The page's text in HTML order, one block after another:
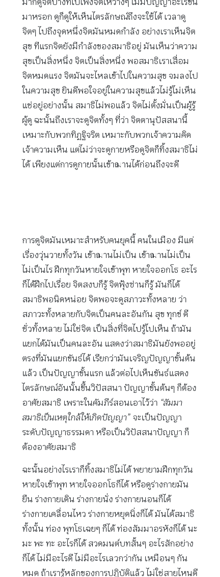
มาหรอก ดูก็ดูให้เห็นไตรลักษณ์ถึงจะใช้ได้ เวลาดู
จิตๆ ไปถึงจุดหนึ่งจิตมันหมดกำลัง อย่างเราเห็นจิต
สุข ทีแรกจิตยังมีกำลังของสมาธิอยู่ มันเห็นว่าความ
สุขเป็นสิ่งหนึ่ง จิตเป็นสิ่งหนึ่ง พอสมาธิเราเสื่อม
จิตหมดแรง จิตมันจะไหลเข้าไปในความสุข จมลงไป
ในความสุข ยินดีพอใจอยู่ในความสุขแล้วไม่รู้ไม่เห็น
แช่อยู่อย่างนั้น สมาธิไม่พอแล้ว จิตไม่ตั้งมั่นเป็นผู้รู้
ผู้ดู ฉะนั้นถึงเราจะดูจิตทั้งๆ ที่ว่า จิตตานุปัสสนานี้
เหมาะกับพวกทิฏฐิจริต เหมาะกับพวกเจ้าความคิด
เจ้าความเห็น แต่ไม่ว่าจะดูกายหรือดูจิตก็ทิ้งสมาธิไม่
ได้ เพียงแต่การดูกายนั้นเข้าฌานได้ก่อนถึงจะดี
การดูจิตมันเหมาะสำหรับคนยุคนี้ คนในเมือง มีแต่
เรื่องวุ่นวายทั้งวัน เข้าฌานไม่เป็น เข้าฌานไม่เป็น
ไม่เป็นไร ฝึกทุกวันหายใจเข้าพุท หายใจออกโธ อะไร
ก็ได้ฝึกไปเรื่อย จิตสงบก็รู้ จิตฟุ้งซ่านก็รู้ มันก็ได้
สมาธิพอนิดหน่อย จิตพอจะดูสภาวะทั้งหลาย ว่า
สภาวะทั้งหลายกับจิตเป็นคนละอันกัน สุข ทุกข์ ดี
ชั่วทั้งหลาย ไม่ใช่จิต เป็นสิ่งที่จิตไปรู้ไปเห็น ถ้ามัน
แยกได้มันเป็นคนละอัน แสดงว่าสมาธิมันยังพออยู่
ตรงที่มันแยกขันธ์ได้ เรียกว่ามันเจริญปัญญาขั้นต้น
แล้ว เป็นปัญญาขั้นแรก แล้วต่อไปเห็นขันธ์แสดง
ไตรลักษณ์อันนั้นขึ้นวิปัสสนา ปัญญาขั้นต้นๆ ก็ต้อง
อาศัยสมาธิ เพราะในคัมภีร์สอนเอาไว้ว่า “สัมมา
สมาธิเป็นเหตุใกล้ให้เกิดปัญญา” จะเป็นปัญญา
ระดับปัญญาธรรมดา หรือเป็นวิปัสสนาปัญญา ก็
ต้องอาศัยสมาธิ
ฉะนั้นอย่างไรเราก็ทิ้งสมาธิไม่ได้ พยายามฝึกทุกวัน
หายใจเข้าพุท หายใจออกโธก็ได้ หรือดูร่างกายมัน
ยืน ร่างกายเดิน ร่างกายนั่ง ร่างกายนอนก็ได้
ร่างกายเคลื่อนไหว ร่างกายหยุดนิ่งก็ได้ มันได้สมาธิ
ทั้งนั้น ท่อง พุทโธเฉยๆ ก็ได้ ท่องสัมมาอรหังก็ได้ นะ
มะ พะ ทะ อะไรก็ได้ สวดมนต์บทสั้นๆ อะไรสักอย่าง
ก็ได้ ไม่มีอะไรดี ไม่มีอะไรเลวกว่ากัน เหมือนๆ กัน
หมด ถ้าเรารู้หลักของการปฏิบัติแล้ว ไม่ใช่สายไหนดี